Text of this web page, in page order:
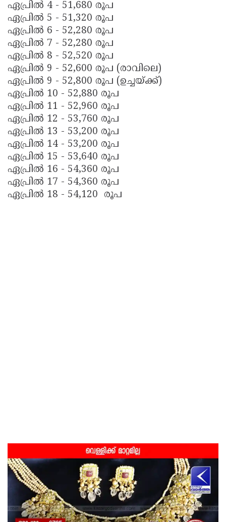
ഏപ്രിൽ 4 - 51,680 രൂപ
ഏപ്രിൽ 5 - 51,320 രൂപ
ഏപ്രിൽ 6 - 52,280 രൂപ
ഏപ്രിൽ 7 - 52,280 രൂപ
ഏപ്രിൽ 8 - 52,520 രൂപ
ഏപ്രിൽ 9 - 52,600 രൂപ (രാവിലെ)
ഏപ്രിൽ 9 - 52,800 രൂപ (ഉച്ചയ്ക്ക്)
ഏപ്രിൽ 10 - 52,880 രൂപ
ഏപ്രിൽ 11 - 52,960 രൂപ
ഏപ്രിൽ 12 - 53,760 രൂപ
ഏപ്രിൽ 13 - 53,200 രൂപ
ഏപ്രിൽ 14 - 53,200 രൂപ
ഏപ്രിൽ 15 - 53,640 രൂപ
ഏപ്രിൽ 16 - 54,360 രൂപ
ഏപ്രിൽ 17 - 54,360 രൂപ
ഏപ്രിൽ 18 - 54,120 രൂപ